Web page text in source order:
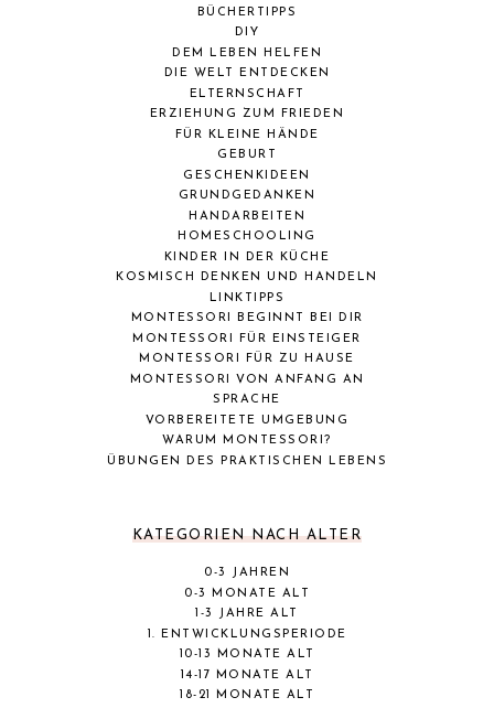
BÜCHERTIPPS
DIY
DEM LEBEN HELFEN
DIE WELT ENTDECKEN
ELTERNSCHAFT
ERZIEHUNG ZUM FRIEDEN
FÜR KLEINE HÄNDE
GEBURT
GESCHENKIDEEN
GRUNDGEDANKEN
HANDARBEITEN
HOMESCHOOLING
KINDER IN DER KÜCHE
KOSMISCH DENKEN UND HANDELN
LINKTIPPS
MONTESSORI BEGINNT BEI DIR
MONTESSORI FÜR EINSTEIGER
MONTESSORI FÜR ZU HAUSE
MONTESSORI VON ANFANG AN
SPRACHE
VORBEREITETE UMGEBUNG
WARUM MONTESSORI?
ÜBUNGEN DES PRAKTISCHEN LEBENS
KATEGORIEN NACH ALTER
0-3 JAHREN
0-3 MONATE ALT
1-3 JAHRE ALT
1. ENTWICKLUNGSPERIODE
10-13 MONATE ALT
14-17 MONATE ALT
18-21 MONATE ALT